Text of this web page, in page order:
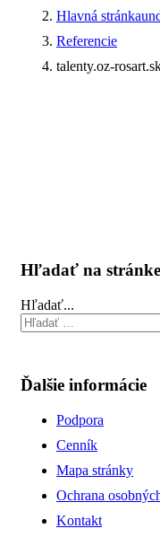
Hlavná stránka
Referencie
talenty.oz-
Hľadať na stránke
Hľadať...
Ďalšie informácie
Podpora
Cenník
Mapa stránky
Ochrana
Kontakt